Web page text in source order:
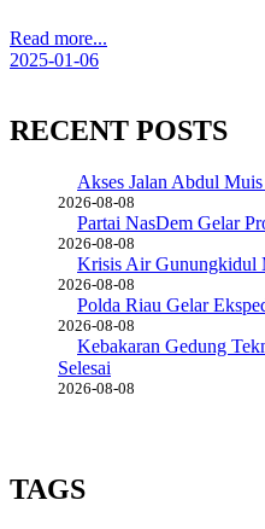
Read more...
2025-01-06
RECENT POSTS
Akses Jalan Abdul
2026-08-08
Partai NasDem Gelar
2026-08-08
Krisis Air Gunungkidul
2026-08-08
Polda Riau Gelar
2026-08-08
Kebakaran Gedung
Selesai
2026-08-08
TAGS